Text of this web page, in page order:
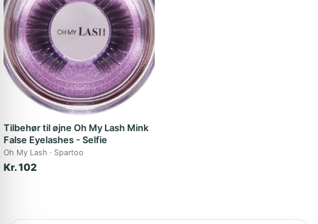
Tilbehør til øjne Oh My Lash Mink
False Eyelashes - Selfie
Oh My Lash Spartoo
Kr. 102